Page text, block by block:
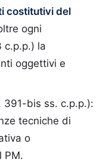
costitutivi del
ogni
c.p.p.) la
oggettivi e
391-bis ss. c.p.p.):
tecniche di
o
PM.